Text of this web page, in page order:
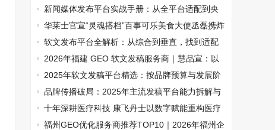
新闻媒体发布平台实战手册：从全平台适配到央
媒传播的精准路径
华莱士官宣“灵魂搭档”百事可乐美食大使丞磊携炸
鸡可乐邀您观战
软文发布平台全解析：从综合到垂直，找到适配
你的传播利器
2026年福建 GEO 软文发稿服务商｜慧品宣：以
AI 技术赋能品牌全域传播
2025年软文发稿平台精选：按品牌预算与发展阶
段适配指南
品牌传播破局：2025年主流发稿平台能力拆解与
场景适配指南
十年深耕医疗科技 康飞丹士以数字赋能重构医疗
服务新生态
福州GEO优化服务商推荐TOP10｜2026年福州企